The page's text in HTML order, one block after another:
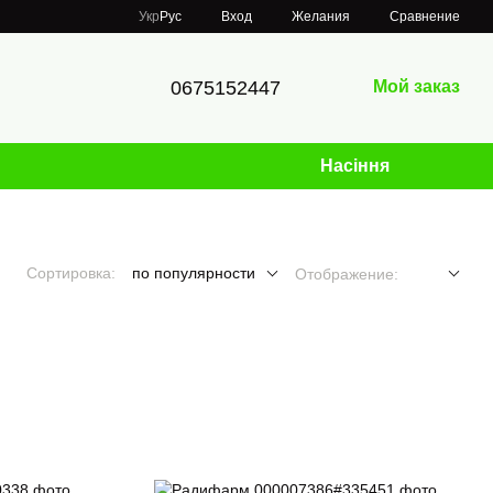
Укр Рус Вход Желания Сравнение
0675152447 Мой заказ
Насіння
Сортировка: по популярности Отображение: